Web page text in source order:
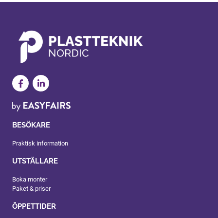
BESÖKARE
Praktisk information
UTSTÄLLARE
Boka monter
Paket & priser
ÖPPETTIDER